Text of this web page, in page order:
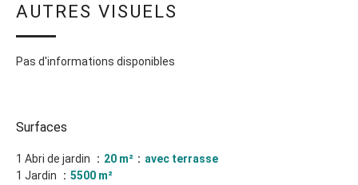
AUTRES VISUELS
Pas d'informations disponibles
Surfaces
1 Abri de jardin 20 m²
avec terrasse
1 Jardin
5500 m²